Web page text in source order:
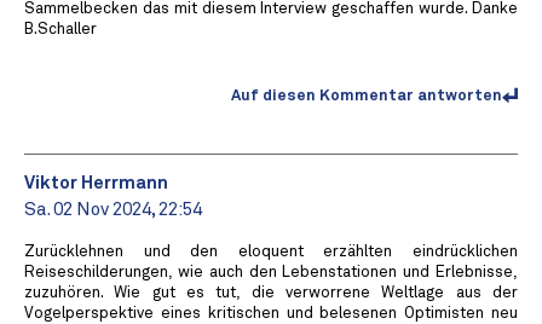
Sammelbecken das mit diesem Interview geschaffen wurde. Danke
B.Schaller
Auf diesen Kommentar antworten
Viktor Herrmann
Sa. 02 Nov 2024, 22:54
Zurücklehnen und den eloquent erzählten eindrücklichen
Reiseschilderungen, wie auch den Lebenstationen und Erlebnisse,
zuzuhören. Wie gut es tut, die verworrene Weltlage aus der
Vogelperspektive eines kritischen und belesenen Optimisten neu